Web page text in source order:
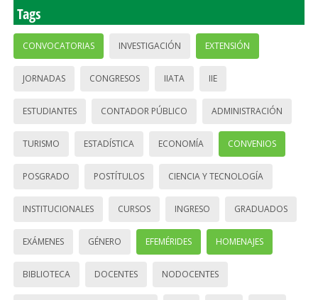
Tags
CONVOCATORIAS INVESTIGACIÓN EXTENSIÓN
JORNADAS CONGRESOS IIATA IIE
ESTUDIANTES CONTADOR PÚBLICO ADMINISTRACIÓN
TURISMO ESTADÍSTICA ECONOMÍA CONVENIOS
POSGRADO POSTÍTULOS CIENCIA Y TECNOLOGÍA
INSTITUCIONALES CURSOS INGRESO GRADUADOS
EXÁMENES GÉNERO EFEMÉRIDES HOMENAJES
BIBLIOTECA DOCENTES NODOCENTES